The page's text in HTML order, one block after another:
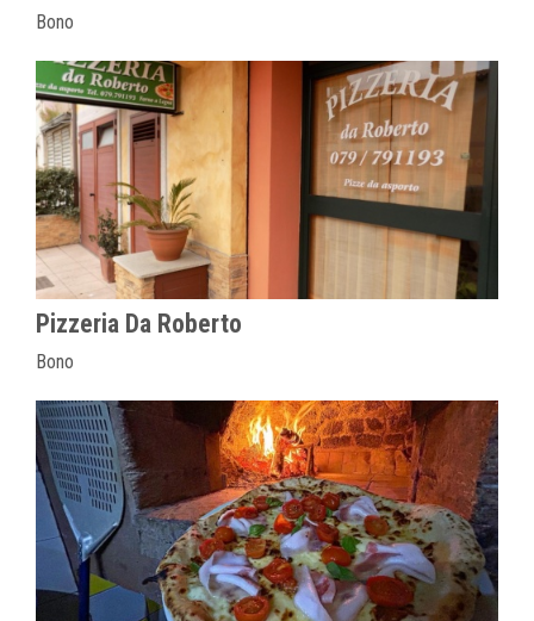
Bono
Pizzeria Da Roberto
Bono